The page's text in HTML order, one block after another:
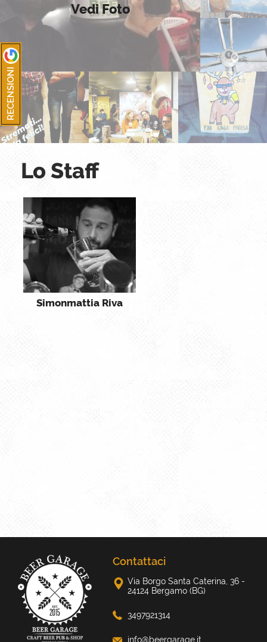
Vedi Foto
Lo Staff
Simonmattia Riva
RECENSIONI
Contattaci
Via Borgo Santa Caterina, 36 -
24124 Bergamo (BG)
3497921314
info@beergarage.it